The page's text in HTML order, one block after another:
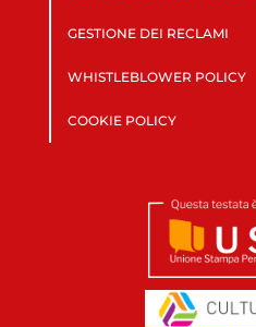
GESTIONE DEI RECLAMI
WHISTLEBLOWER POLICY
COOKIE POLICY